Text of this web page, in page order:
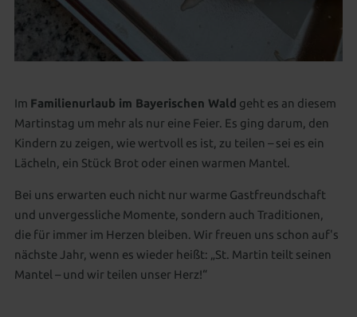
Im Familienurlaub im Bayerischen Wald geht es an diesem
Martinstag um mehr als nur eine Feier. Es ging darum, den
Kindern zu zeigen, wie wertvoll es ist, zu teilen – sei es ein
Lächeln, ein Stück Brot oder einen warmen Mantel.
Bei uns erwarten euch nicht nur warme Gastfreundschaft
und unvergessliche Momente, sondern auch Traditionen,
die für immer im Herzen bleiben. Wir freuen uns schon auf's
nächste Jahr, wenn es wieder heißt: „St. Martin teilt seinen
Mantel – und wir teilen unser Herz!“